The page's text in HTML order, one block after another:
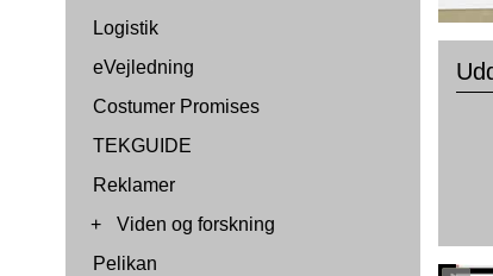
Logistik
eVejledning
Costumer Promises
TEKGUIDE
Reklamer
+
Viden og forskning
Pelikan